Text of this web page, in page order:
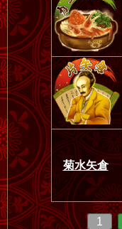
菊水矢倉
1